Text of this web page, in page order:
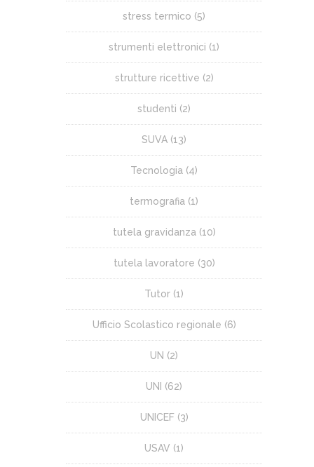
stress termico (5)
strumenti elettronici (1)
strutture ricettive (2)
studenti (2)
SUVA (13)
Tecnologia (4)
termografia (1)
tutela gravidanza (10)
tutela lavoratore (30)
Tutor (1)
Ufficio Scolastico regionale (6)
UN (2)
UNI (62)
UNICEF(3)
USAV (1)